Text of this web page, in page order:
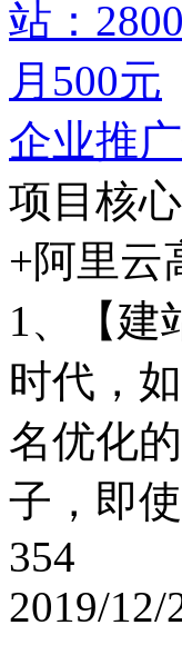
企业推
项目核
+阿里云
1、【建
时代，
名优化
子，即
354
2019/12/